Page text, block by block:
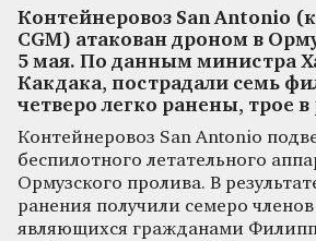
Контейнеровоз San Antonio
CGM) атакован дроном в
5 мая. По данным министра
Какдака, пострадали семь
четверо легко ранены, трое
Контейнеровоз San Antonio
беспилотного летательного
Ормузского пролива. В
ранения получили семеро
являющихся гражданами